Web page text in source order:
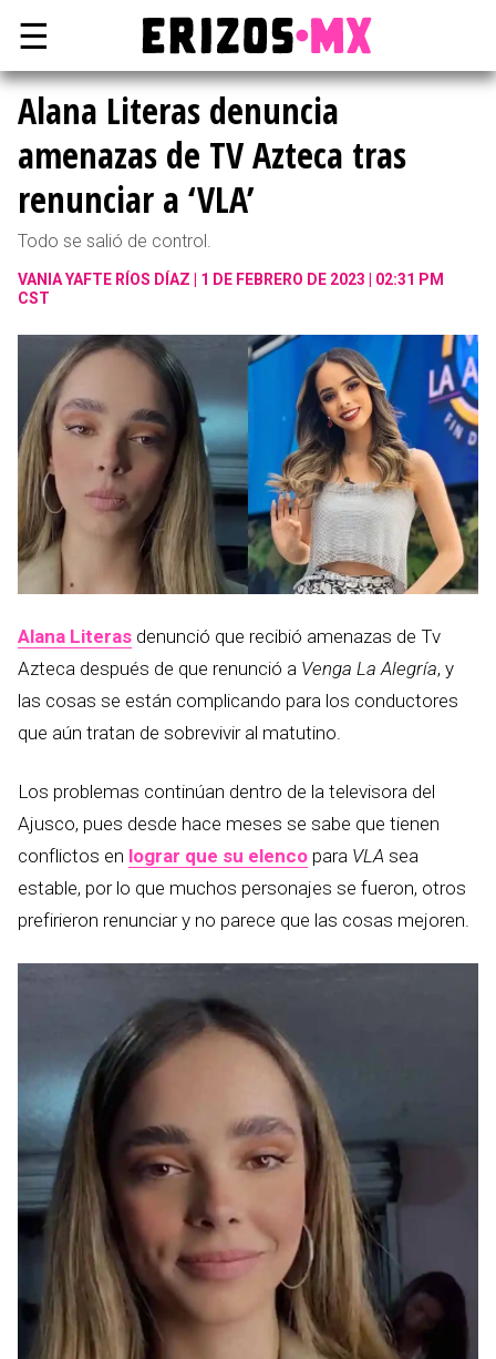
☰
Alana Literas denuncia
amenazas de TV Azteca tras
renunciar a ‘VLA’
Todo se salió de control.
VANIA YAFTE RÍOS DÍAZ
1 DE FEBRERO DE 2023 | 02:31 PM
CST
Alana Literas denunció que recibió amenazas de Tv
Azteca después de que renunció a Venga La Alegría, y
las cosas se están complicando para los conductores
que aún tratan de sobrevivir al matutino.
Los problemas continúan dentro de la televisora del
Ajusco, pues desde hace meses se sabe que tienen
conflictos en lograr que su elenco para VLA sea
estable, por lo que muchos personajes se fueron, otros
prefirieron renunciar y no parece que las cosas mejoren.